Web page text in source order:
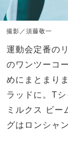
撮影／須藤敬一
運動会定番の
のワンツーコ
めにまとまり
ラッドに。T
ミルクス ビー
グはロンシャ